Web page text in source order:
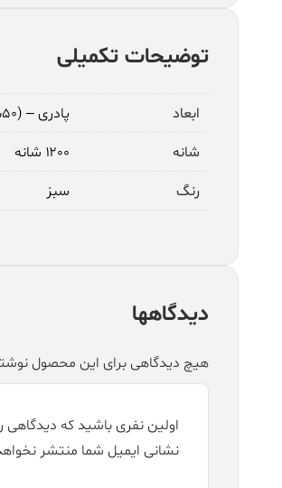
توضیحات تکمیلی
ابعاد پادری – (۵۰س.م * ۸۰س.م)
شانه
۱۲۰۰ شانه
رنگ
سبز
دیدگاهها
هیچ دیدگاهی برای این محصول
اولین نفری باشید که دیدگاهی را ارسال می
نشانی ایمیل شما منتشر